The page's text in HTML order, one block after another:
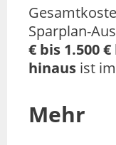
Sparplan-
€ bis 1.500
hinaus ist
Mehr